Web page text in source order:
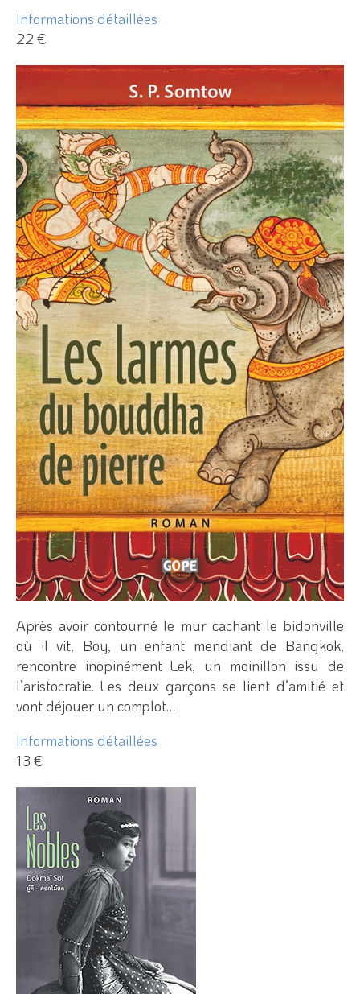
Informations détaillées
22 €
Après avoir contourné le mur cachant le bidonville
où il vit, Boy, un enfant mendiant de Bangkok,
rencontre inopinément Lek, un moinillon issu de
l’aristocratie. Les deux garçons se lient d’amitié et
vont déjouer un complot…
Informations détaillées
13 €